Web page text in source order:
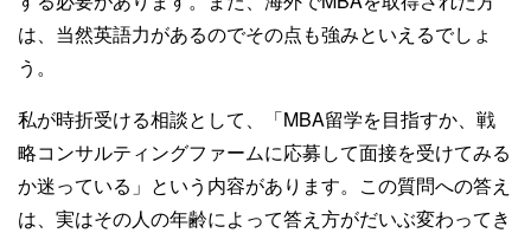
は、当然英語力があるのでその点も強みといえるでしょ
う。
私が時折受ける相談として、「MBA留学を目指すか、戦
略コンサルティングファームに応募して面接を受けてみる
か迷っている」という内容があります。この質問への答え
は、実はその人の年齢によって答え方がだいぶ変わってき